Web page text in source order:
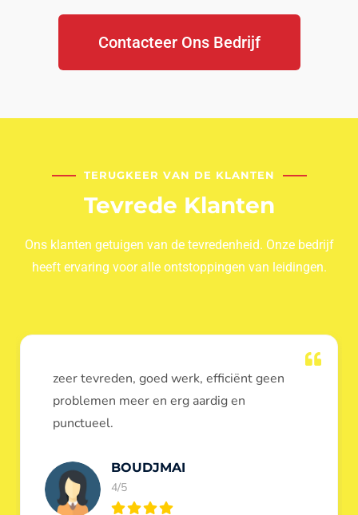
Contacteer Ons Bedrijf
TERUGKEER VAN DE KLANTEN
Tevrede Klanten
Ons klanten getuigen van de tevredenheid. Onze bedrijf
heeft ervaring voor alle ontstoppingen van leidingen.
Dank u voor de ontstopping van wc, werd
heel goed uitgevoerd, door de loodgieters
ontstoppers services janssens.
Eric Garfield
5/5